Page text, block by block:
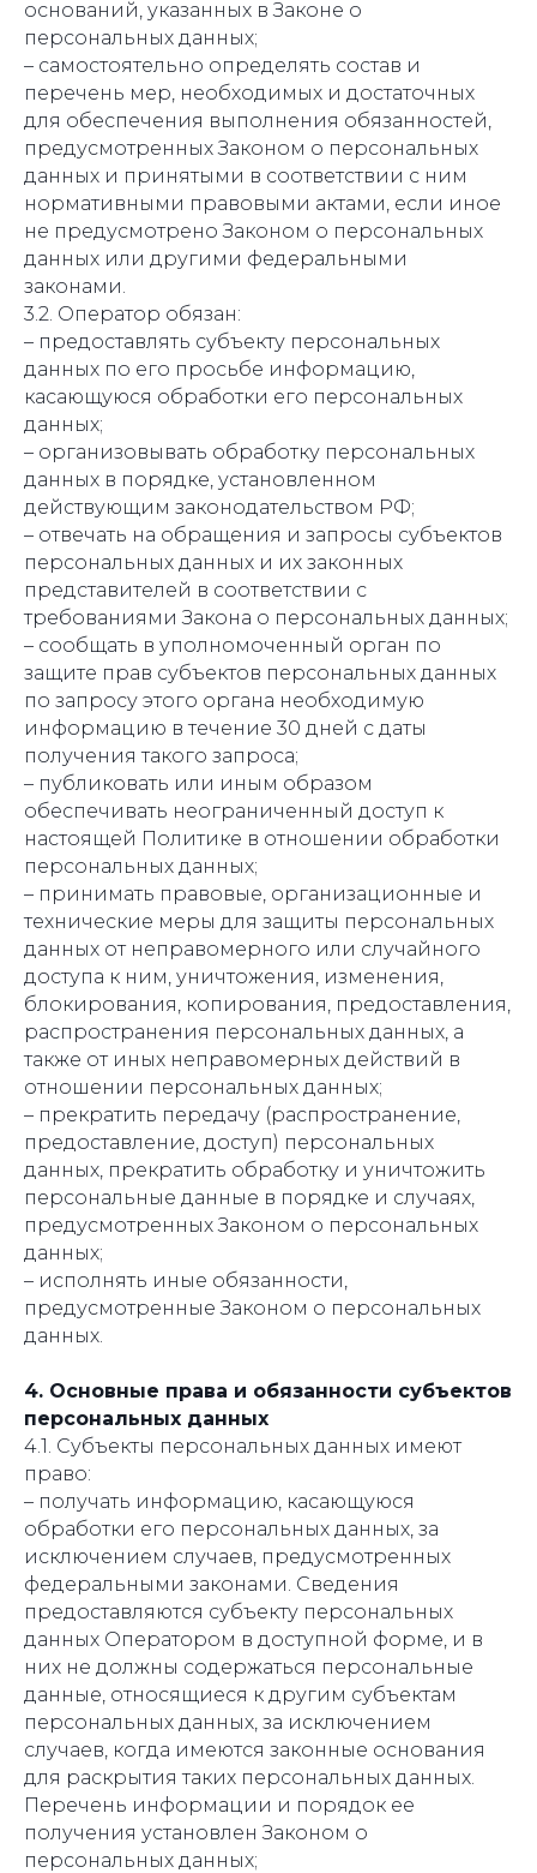
оснований, указанных в Законе о
персональных данных;
– самостоятельно определять состав и
перечень мер, необходимых и достаточных
для обеспечения выполнения обязанностей,
предусмотренных Законом о персональных
данных и принятыми в соответствии с ним
нормативными правовыми актами, если иное
не предусмотрено Законом о персональных
данных или другими федеральными
законами.
3.2. Оператор обязан:
– предоставлять субъекту персональных
данных по его просьбе информацию,
касающуюся обработки его персональных
данных;
– организовывать обработку персональных
данных в порядке, установленном
действующим законодательством РФ;
– отвечать на обращения и запросы субъектов
персональных данных и их законных
представителей в соответствии с
требованиями Закона о персональных данных;
– сообщать в уполномоченный орган по
защите прав субъектов персональных данных
по запросу этого органа необходимую
информацию в течение 30 дней с даты
получения такого запроса;
– публиковать или иным образом
обеспечивать неограниченный доступ к
настоящей Политике в отношении обработки
персональных данных;
– принимать правовые, организационные и
технические меры для защиты персональных
данных от неправомерного или случайного
доступа к ним, уничтожения, изменения,
блокирования, копирования, предоставления,
распространения персональных данных, а
также от иных неправомерных действий в
отношении персональных данных;
– прекратить передачу (распространение,
предоставление, доступ) персональных
данных, прекратить обработку и уничтожить
персональные данные в порядке и случаях,
предусмотренных Законом о персональных
данных;
– исполнять иные обязанности,
предусмотренные Законом о персональных
данных.
4. Основные права и обязанности субъектов
персональных данных
4.1. Субъекты персональных данных имеют
право:
– получать информацию, касающуюся
обработки его персональных данных, за
исключением случаев, предусмотренных
федеральными законами. Сведения
предоставляются субъекту персональных
данных Оператором в доступной форме, и в
них не должны содержаться персональные
данные, относящиеся к другим субъектам
персональных данных, за исключением
случаев, когда имеются законные основания
для раскрытия таких персональных данных.
Перечень информации и порядок ее
получения установлен Законом о
персональных данных;